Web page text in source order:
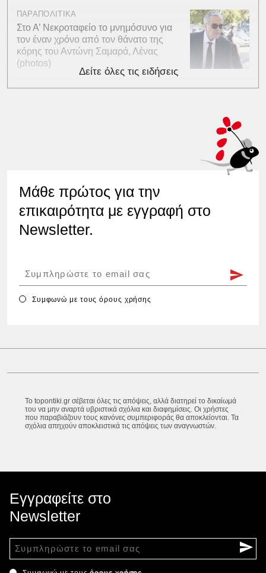
ΠΑΡΑΠΟΛΙΤΙΚΑ
Στο Α’ Νεκροταφείο το μνημόσυνο για
τον έναν χρόνο από τον θάνατο της
κόρης του Αντώνη Σαμαρά, Λένας
(photos)
Δείτε όλες τις ειδήσεις
Μάθε πρώτος για την
επικαιρότητα με εγγραφή στο
Newsletter.
Συμφωνώ με τουςόρους χρήσης
Το topontiki.gr σέβεται όλες τις απόψεις, αλλά διατηρεί το δικαίωμά
του να μην αναρτά υβριστικά σχόλια και διαφημίσεις. Οι χρήστες
που παραβιάζουν τους κανόνες συμπεριφοράς θα αποκλείονται. Τα
σχόλια απηχούν αποκλειστικά τις απόψεις των αναγνωστών.
Εγγραφείτε στο
Newsletter